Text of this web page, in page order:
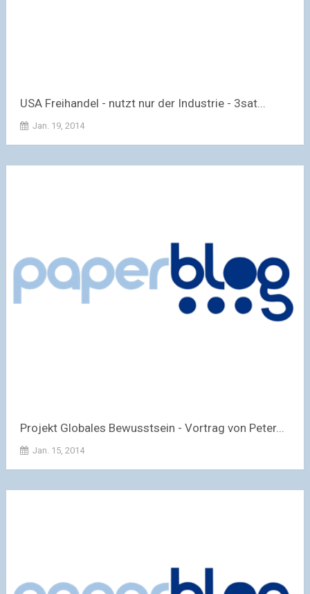
USA Freihandel - nutzt nur der Industrie - 3sat...
Jan. 19, 2014
Projekt Globales Bewusstsein - Vortrag von Peter...
Jan. 15, 2014